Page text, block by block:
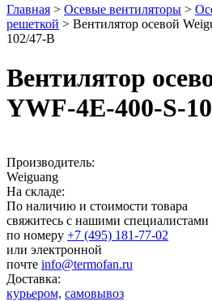
Главная > Осевые вентиляторы >
решеткой > Вентилятор осевой
102/47-B
Вентилятор
YWF-4E-400-S-
Производитель:
Weiguang
На складе:
По наличию и стоимости товара
свяжитесь с нашими специалистами
по номеру +7 (495) 181-77-02
или электронной
почте info@termofan.ru
Доставка:
курьером, самовывоз